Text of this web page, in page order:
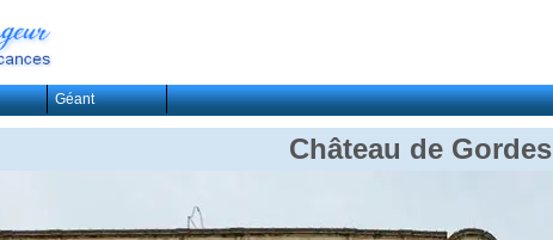
Géant
Château de Gordes